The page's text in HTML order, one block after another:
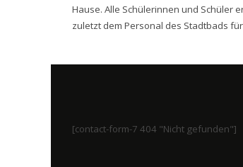
Hause. Alle Schülerinnen und Schüler
zuletzt dem Personal des Stadtbads
[contact-form-7 404 "Nicht gefunden"]